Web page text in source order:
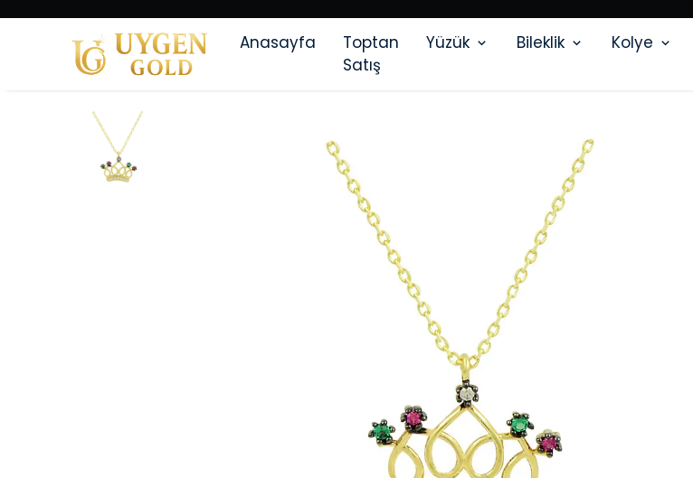
Anasayfa
Toptan
Satış
Yüzük Bileklik Kolye